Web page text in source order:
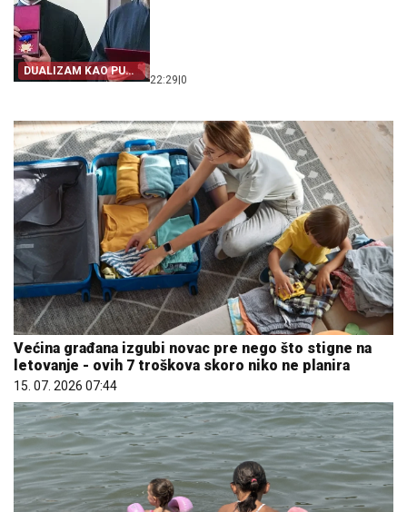
DUALIZAM KAO PUT
IZ SRPSTVA
22:29 0
Većina građana izgubi novac pre nego što stigne na
letovanje - ovih 7 troškova skoro niko ne planira
15. 07. 2026 07:44